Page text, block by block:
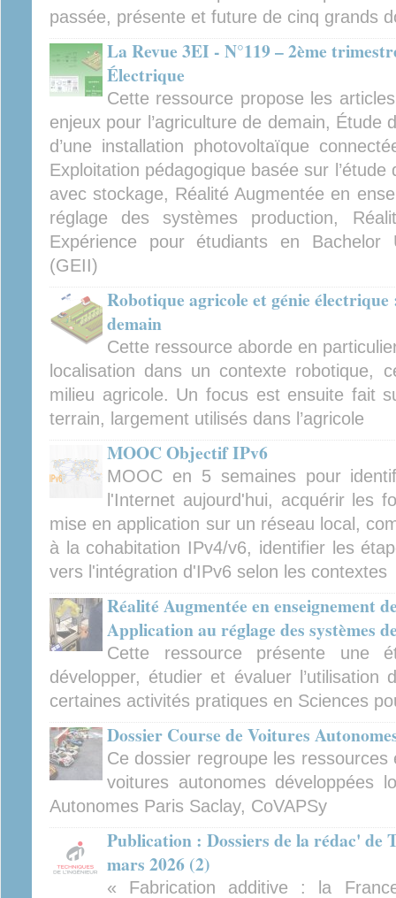
passée, présente et future de cinq grands
La Revue 3EI - N°119 – 2ème
Électrique
Cette ressource propose les
enjeux pour l’agriculture de demain, Étude
d’une installation photovoltaïque
Exploitation pédagogique basée sur l’étude
avec stockage, Réalité Augmentée en
réglage des systèmes production,
Expérience pour étudiants en Bachelor
(GEII)
Robotique agricole et génie
demain
Cette ressource aborde en
localisation dans un contexte robotique,
milieu agricole. Un focus est ensuite fait
terrain, largement utilisés dans l’agricole
MOOC Objectif IPv6
MOOC en 5 semaines pour
l'Internet aujourd'hui, acquérir les
mise en application sur un réseau local,
à la cohabitation IPv4/v6, identifier les
vers l'intégration d'IPv6 selon les contextes
Réalité Augmentée en enseignement
Application au réglage des systèmes
Cette ressource présente une
développer, étudier et évaluer l’utilisation
certaines activités pratiques en Sciences
Dossier Course de Voitures
Ce dossier regroupe les
voitures autonomes développées
Autonomes Paris Saclay, CoVAPSy
Publication : Dossiers de la rédac' de
mars 2026 (2)
« Fabrication additive : la